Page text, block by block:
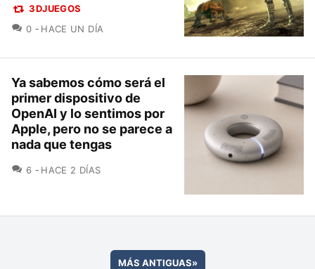
3DJUEGOS
0 COMENTARIOS
HACE UN DÍA
Ya sabemos cómo será el
primer dispositivo de
OpenAI y lo sentimos por
Apple, pero no se parece a
nada que tengas
6 COMENTARIOS
HACE 2 DÍAS
MÁS ANTIGUAS»